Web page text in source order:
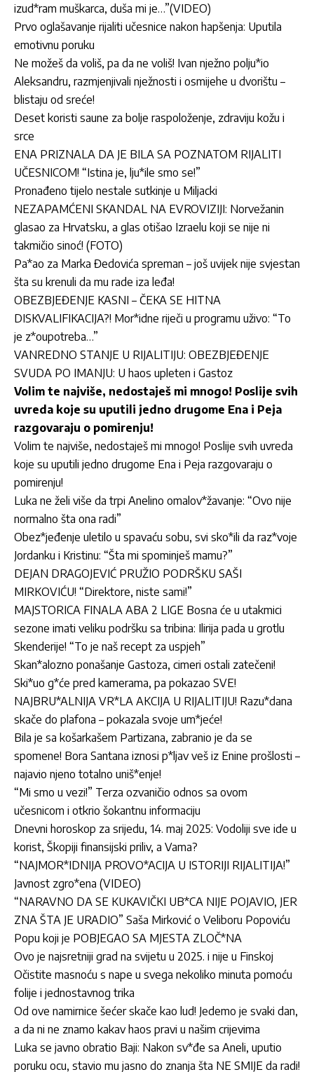
izud*ram muškarca, duša mi je…”(VIDEO)
Prvo oglašavanje rijaliti učesnice nakon hapšenja: Uputila
emotivnu poruku
Ne možeš da voliš, pa da ne voliš! Ivan nježno polju*io
Aleksandru, razmjenjivali nježnosti i osmijehe u dvorištu –
blistaju od sreće!
Deset koristi saune za bolje raspoloženje, zdraviju kožu i
srce
ENA PRIZNALA DA JE BILA SA POZNATOM RIJALITI
UČESNICOM! “Istina je, lju*ile smo se!”
Pronađeno tijelo nestale sutkinje u Miljacki
NEZAPAMĆENI SKANDAL NA EVROVIZIJI: Norvežanin
glasao za Hrvatsku, a glas otišao Izraelu koji se nije ni
takmičio sinoć! (FOTO)
Pa*ao za Marka Đedovića spreman – još uvijek nije svjestan
šta su krenuli da mu rade iza leđa!
OBEZBJEĐENJE KASNI – ČEKA SE HITNA
DISKVALIFIKACIJA?! Mor*idne riječi u programu uživo: “To
je z*oupotreba…”
VANREDNO STANJE U RIJALITIJU: OBEZBJEĐENJE
SVUDA PO IMANJU: U haos upleten i Gastoz
Volim te najviše, nedostaješ mi mnogo! Poslije svih
uvreda koje su uputili jedno drugome Ena i Peja
razgovaraju o pomirenju!
Volim te najviše, nedostaješ mi mnogo! Poslije svih uvreda
koje su uputili jedno drugome Ena i Peja razgovaraju o
pomirenju!
Luka ne želi više da trpi Anelino omalov*žavanje: “Ovo nije
normalno šta ona radi”
Obez*jeđenje uletilo u spavaću sobu, svi sko*ili da raz*voje
Jordanku i Kristinu: “Šta mi spominješ mamu?”
DEJAN DRAGOJEVIĆ PRUŽIO PODRŠKU SAŠI
MIRKOVIĆU! “Direktore, niste sami!”
MAJSTORICA FINALA ABA 2 LIGE Bosna će u utakmici
sezone imati veliku podršku sa tribina: Ilirija pada u grotlu
Skenderije! “To je naš recept za uspjeh”
Skan*alozno ponašanje Gastoza, cimeri ostali zatečeni!
Ski*uo g*će pred kamerama, pa pokazao SVE!
NAJBRU*ALNIJA VR*LA AKCIJA U RIJALITIJU! Razu*dana
skače do plafona – pokazala svoje um*jeće!
Bila je sa košarkašem Partizana, zabranio je da se
spomene! Bora Santana iznosi p*ljav veš iz Enine prošlosti –
najavio njeno totalno uniš*enje!
“Mi smo u vezi!” Terza ozvaničio odnos sa ovom
učesnicom i otkrio šokantnu informaciju
Dnevni horoskop za srijedu, 14. maj 2025: Vodoliji sve ide u
korist, Škopiji finansijski priliv, a Vama?
“NAJMOR*IDNIJA PROVO*ACIJA U ISTORIJI RIJALITIJA!”
Javnost zgro*ena (VIDEO)
“NARAVNO DA SE KUKAVIČKI UB*CA NIJE POJAVIO, JER
ZNA ŠTA JE URADIO” Saša Mirković o Veliboru Popoviću
Popu koji je POBJEGAO SA MJESTA ZLOČ*NA
Ovo je najsretniji grad na svijetu u 2025. i nije u Finskoj
Očistite masnoću s nape u svega nekoliko minuta pomoću
folije i jednostavnog trika
Od ove namirnice šećer skače kao lud! Jedemo je svaki dan,
a da ni ne znamo kakav haos pravi u našim crijevima
Luka se javno obratio Baji: Nakon sv*đe sa Aneli, uputio
poruku ocu, stavio mu jasno do znanja šta NE SMIJE da radi!